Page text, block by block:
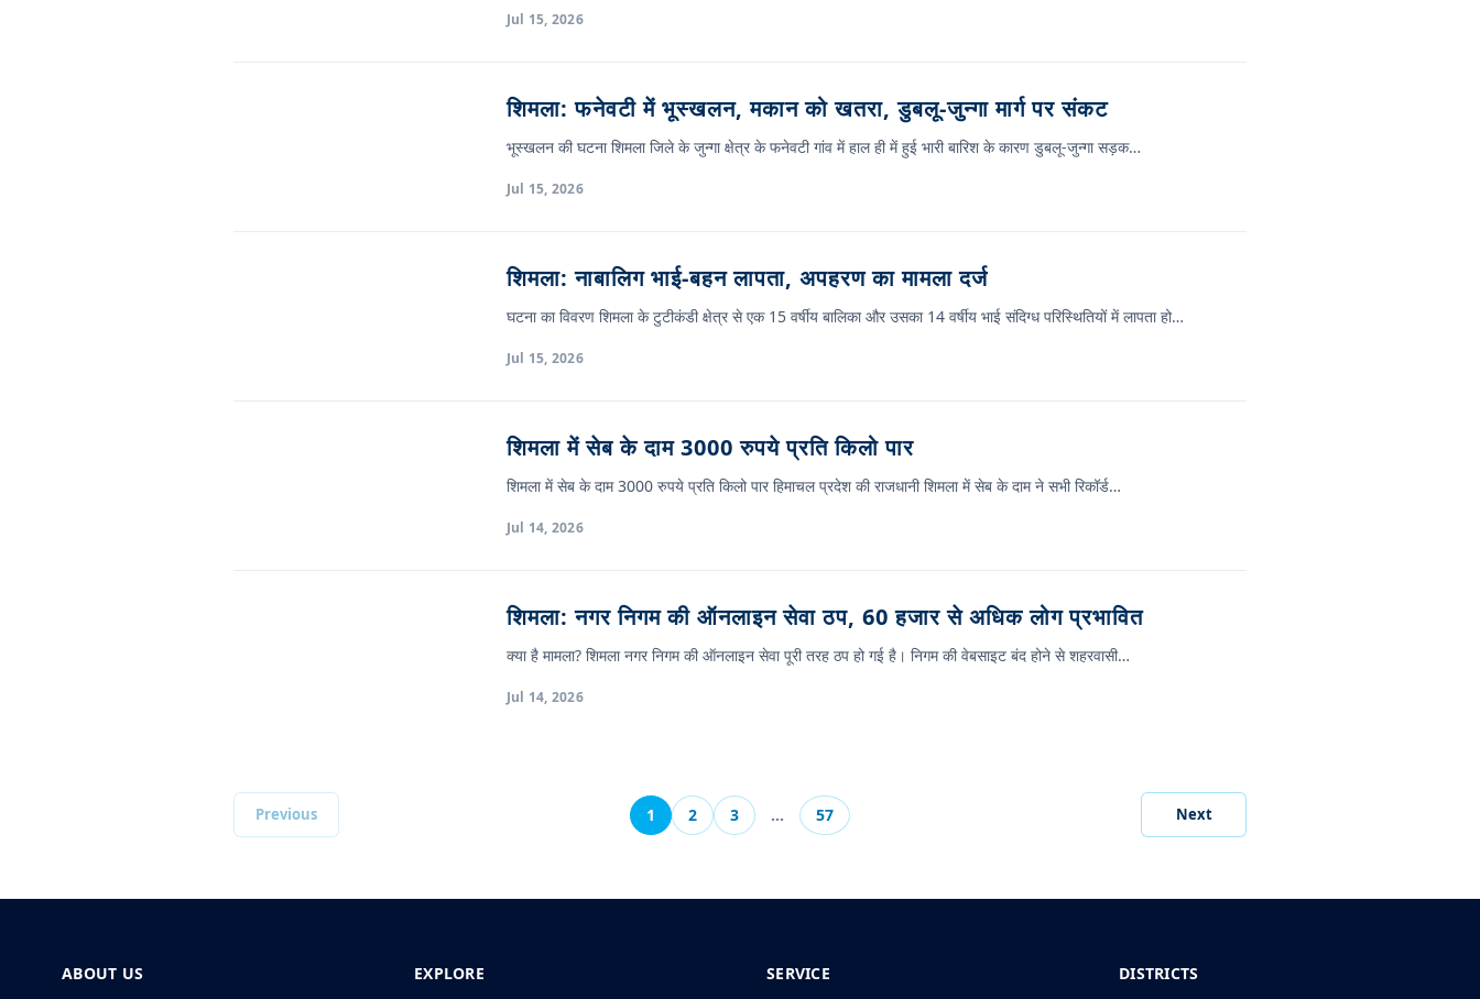
Jul 15, 2026
शिमला: फनेवटी में भूस्खलन, मकान को खतरा, डुबलू-जुन्गा मार्ग पर संकट
भूस्खलन की घटना शिमला जिले के जुन्गा क्षेत्र के फनेवटी गांव में हाल ही में हुई भारी बारिश के कारण डुबलू-जुन्गा सड़क…
Jul 15, 2026
शिमला: नाबालिग भाई-बहन लापता, अपहरण का मामला दर्ज
घटना का विवरण शिमला के टुटीकंडी क्षेत्र से एक 15 वर्षीय बालिका और उसका 14 वर्षीय भाई संदिग्ध परिस्थितियों में लापता हो…
Jul 15, 2026
शिमला में सेब के दाम 3000 रुपये प्रति किलो पार
शिमला में सेब के दाम 3000 रुपये प्रति किलो पार हिमाचल प्रदेश की राजधानी शिमला में सेब के दाम ने सभी रिकॉर्ड…
Jul 14, 2026
शिमला: नगर निगम की ऑनलाइन सेवा ठप, 60 हजार से अधिक लोग प्रभावित
क्या है मामला? शिमला नगर निगम की ऑनलाइन सेवा पूरी तरह ठप हो गई है। निगम की वेबसाइट बंद होने से शहरवासी…
Jul 14, 2026
Previous 1 2 3 … 57 Next
ABOUT US EXPLORE SERVICE DISTRICTS